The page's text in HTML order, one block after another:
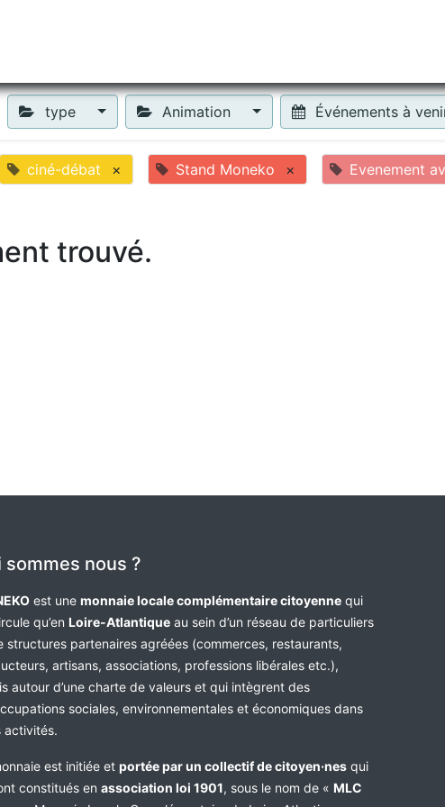
type Animation Événements à
ciné-débat × Stand Moneko × Evenement
trouvé.
sommes nous ?
est une monnaie locale complémentaire citoyenne qui
qu’en Loire-Atlantique au sein d’un réseau de particuliers
structures partenaires agréées (commerces, restaurants,
artisans, associations, professions libérales etc.),
autour d’une charte de valeurs et qui intègrent des
sociales, environnementales et économiques dans
activités.
est initiée et portée par un collectif de citoyen·nes qui
constitués en association loi 1901, sous le nom de « MLC